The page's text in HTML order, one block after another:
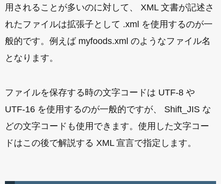
用されることが多いのに対して、 XML 文書が記述さ
れたファイルは拡張子として .xml を使用するのが一
般的です。例えば myfoods.xml のようなファイル名
となります。
ファイルを保存する時の文字コードは UTF-8 や
UTF-16 を使用するのが一般的ですが、 Shift_JIS な
どの文字コードも使用できます。使用した文字コー
ドはこの後で解説する XML 宣言で指定します。